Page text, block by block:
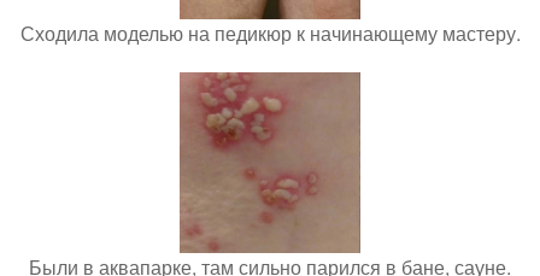
Сходила моделью на педикюр к начинающему мастеру.
Были в аквапарке, там сильно парился в бане, сауне.